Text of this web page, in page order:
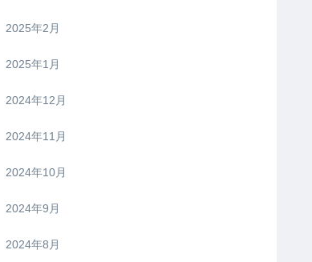
2025年2月
2025年1月
2024年12月
2024年11月
2024年10月
2024年9月
2024年8月